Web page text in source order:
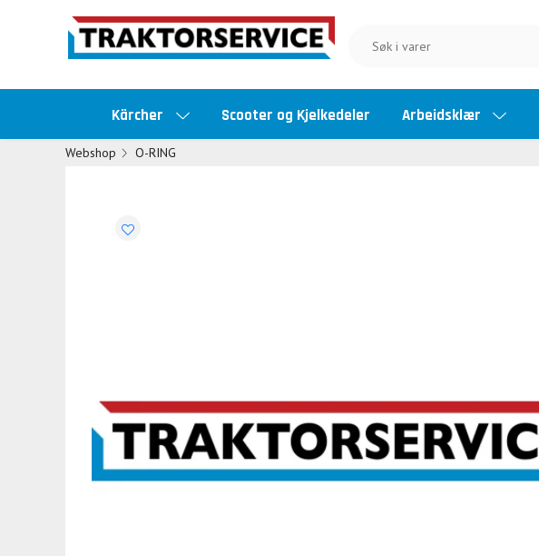
Kärcher Scooter og Kjelkedeler Arbeidsklær
Webshop O-RING